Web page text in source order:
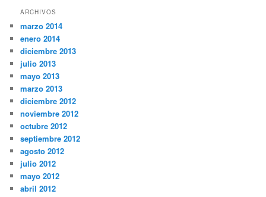
ARCHIVOS
marzo 2014
enero 2014
diciembre 2013
julio 2013
mayo 2013
marzo 2013
diciembre 2012
noviembre 2012
octubre 2012
septiembre 2012
agosto 2012
julio 2012
mayo 2012
abril 2012